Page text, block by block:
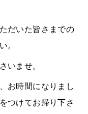
だいた皆さまでの
。
いませ。
お時間になりまし
つけてお帰り下さ